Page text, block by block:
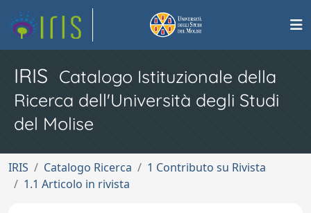
IRIS Catalogo Istituzionale della
Ricerca dell'Università degli Studi
del Molise
IRIS Catalogo Ricerca
1 Contributo su Rivista
1.1 Articolo in rivista